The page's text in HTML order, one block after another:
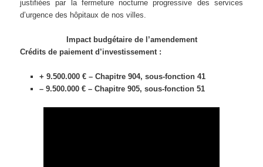
justifiées par la fermeture nocturne progressive des services
d’urgence des hôpitaux de nos villes.
Impact budgétaire de l’amendement
Crédits de paiement d’investissement :
+ 9.500.000 € – Chapitre 904, sous-fonction 41
– 9.500.000 € – Chapitre 905, sous-fonction 51